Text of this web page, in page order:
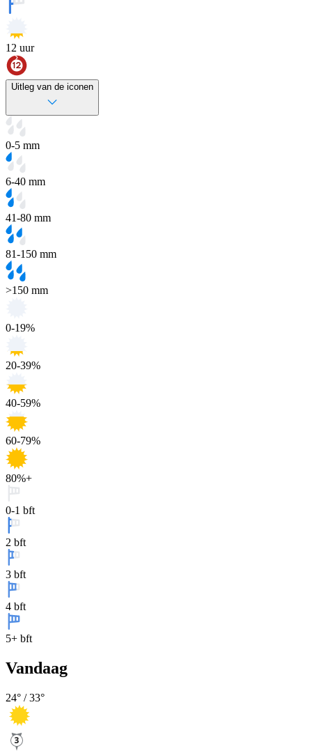
12 uur
Uitleg van de iconen
0-5 mm
6-40 mm
41-80 mm
81-150 mm
>150 mm
0-19%
20-39%
40-59%
60-79%
80%+
0-1 bft
2 bft
3 bft
4 bft
5+ bft
Vandaag
24° /33°